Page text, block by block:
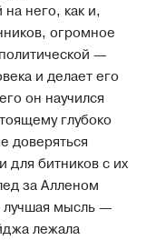
него, как и,
огромное
—
и делает его
он научился
глубоко
доверяться
для битников с их
за Алленом
лучшая мысль —
лежала